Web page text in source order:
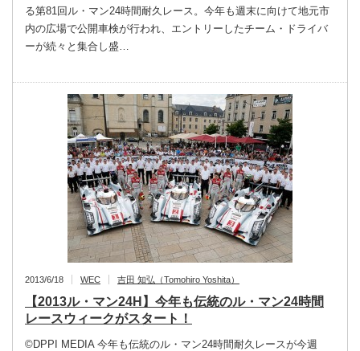
る第81回ル・マン24時間耐久レース。今年も週末に向けて地元市
内の広場で公開車検が行われ、エントリーしたチーム・ドライバ
ーが続々と集合し盛…
2013/6/18 WEC 吉田 知弘（Tomohiro Yoshita）
【2013ル・マン24H】今年も伝統のル・マン24時間
レースウィークがスタート！
©DPPI MEDIA 今年も伝統のル・マン24時間耐久レースが今週